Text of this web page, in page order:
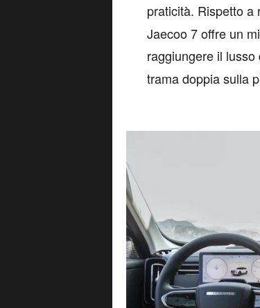
praticità. Rispetto a
Jaecoo 7 offre un
raggiungere il lusso
trama doppia sulla